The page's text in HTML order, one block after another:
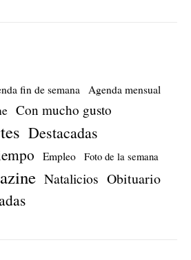
fin de semana Agenda mensual
Con mucho gusto
Destacadas
Empleo Foto de la semana
Natalicios Obituario